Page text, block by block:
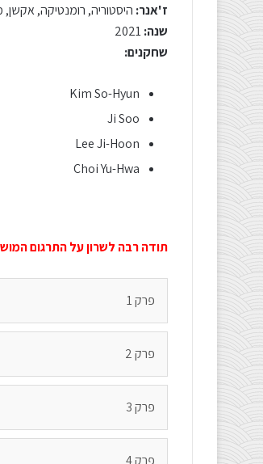
ז'אנר: היסטוריה, רומנטיקה, אקשן,
שנה:2021
שחקנים:
Kim So-Hyun
Ji Soo
Lee Ji-Hoon
Choi Yu-Hwa
תודה רבה לשרון על התרגום
פרק 1
פרק 2
פרק 3
פרק 4